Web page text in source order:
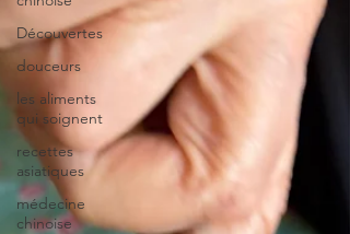
Découvertes
douceurs
les aliments
qui soignent
recettes
asiatiques
médecine
chinoise